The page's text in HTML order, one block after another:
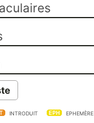
INTRODUIT EPHEMÈRE